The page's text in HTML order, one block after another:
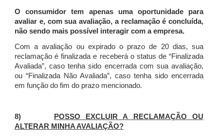
O consumidor tem apenas uma oportunidade para
avaliar e, com sua avaliação, a reclamação é concluída,
não sendo mais possível interagir com a empresa.
Com a avaliação ou expirado o prazo de 20 dias, sua
reclamação é finalizada e receberá o status de “Finalizada
Avaliada”, caso tenha sido encerrada com sua avaliação,
ou “Finalizada Não Avaliada”, caso tenha sido encerrada
em função do fim do prazo mencionado.
8)
POSSO EXCLUIR A RECLAMAÇÃO OU
ALTERAR MINHA AVALIAÇÃO?